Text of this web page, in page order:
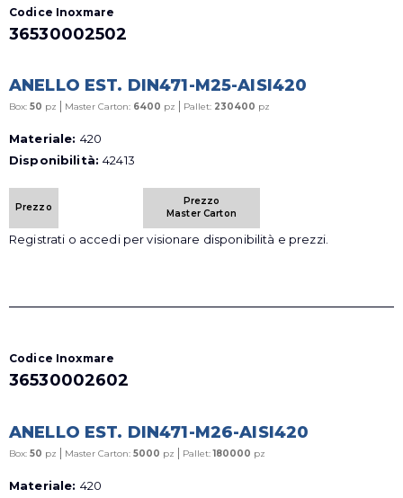
Codice Inoxmare
36530002502
ANELLO EST. DIN471-M25-AISI420
Box: 50 pz | Master Carton: 6400 pz | Pallet: 230400 pz
Materiale: 420
Disponibilità:42413
Prezzo
Prezzo
Master Carton
Registrati o accedi per visionare disponibilità e prezzi.
Codice Inoxmare
36530002602
ANELLO EST. DIN471-M26-AISI420
Box: 50 pz | Master Carton: 5000 pz | Pallet:180000 pz
Materiale: 420